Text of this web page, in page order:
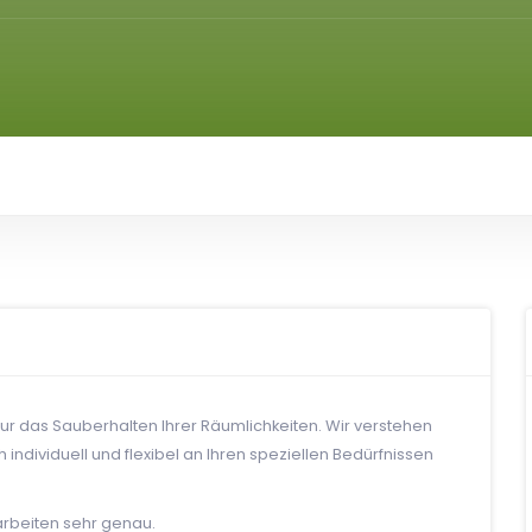
das Sauberhalten Ihrer Räumlichkeiten. Wir verstehen
und flexibel an Ihren speziellen Bedürfnissen
sehr genau.